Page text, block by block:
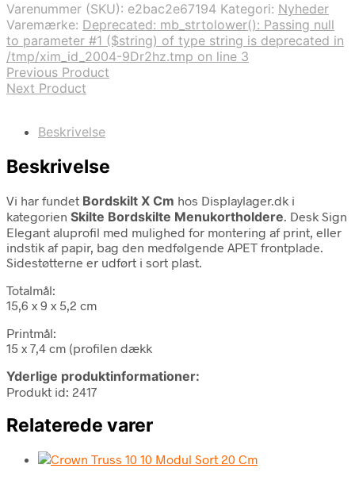
Varenummer (SKU): e2bac2e67194 Kategori: Nyheder
Varemærke: Deprecated: mb_strtolower(): Passing null
to parameter #1 ($string) of type string is deprecated in
/tmp/xim_id_2004-9Dr2hz.tmp on line 3
Previous Product
Next Product
Beskrivelse
Beskrivelse
Vi har fundet Bordskilt X Cm hos Displaylager.dk i
kategorien Skilte Bordskilte Menukortholdere. Desk Sign
Elegant aluprofil med mulighed for montering af print, eller
indstik af papir, bag den medfølgende APET frontplade.
Sidestøtterne er udført i sort plast.
Totalmål:
15,6 x 9 x 5,2 cm
Printmål:
15 x 7,4 cm (profilen dækk
Yderlige produktinformationer:
Produkt id: 2417
Relaterede varer